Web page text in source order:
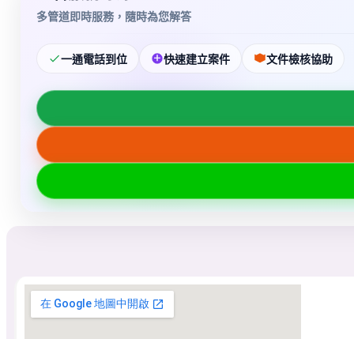
多管道即時服務，隨時為您解答
一通電話到位 快速建立案件 文件檢核協助